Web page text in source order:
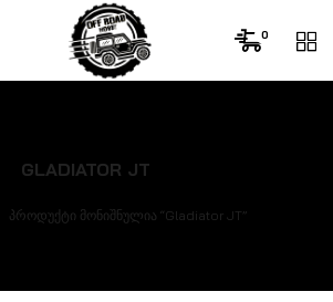
0
GLADIATOR JT
პროდუქტი მონიშნულია “Gladiator JT”